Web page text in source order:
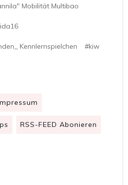
Mobilität Multibao
Kennlernspielchen #kiw
RSS-FEED Abonieren